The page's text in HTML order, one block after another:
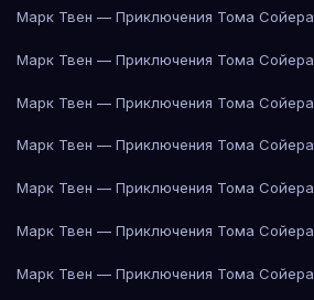
Марк Твен — Приключения Тома Сойера
Марк Твен — Приключения Тома Сойера
Марк Твен — Приключения Тома Сойера
Марк Твен — Приключения Тома Сойера
Марк Твен — Приключения Тома Сойера
Марк Твен — Приключения Тома Сойера
Марк Твен — Приключения Тома Сойера